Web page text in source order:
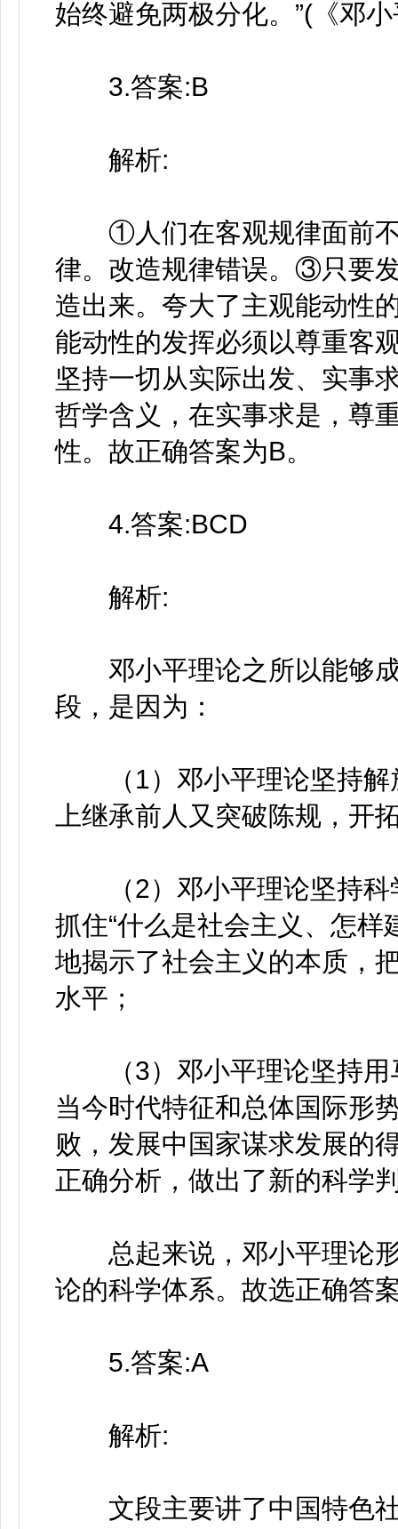
始终避免两极分化。”(《邓
3.答案:B
解析:
①人们在客观规律面前不
律。改造规律错误。③只要
造出来。夸大了主观能动性
能动性的发挥必须以尊重客
坚持一切从实际出发、实
哲学含义，在实事求是，尊
性。故正确答案为B。
4.答案:BCD
解析:
邓小平理论之所以能够成
段，是因为：
（1）邓小平理论坚持解
上继承前人又突破陈规，开
（2）邓小平理论坚持科
抓住“什么是社会主义、怎样
地揭示了社会主义的本质，
水平；
（3）邓小平理论坚持用
当今时代特征和总体国际形
败，发展中国家谋求发展的
正确分析，做出了新的科学
总起来说，邓小平理论形
论的科学体系。故选正确答
5.答案:A
解析:
文段主要讲了中国特色社